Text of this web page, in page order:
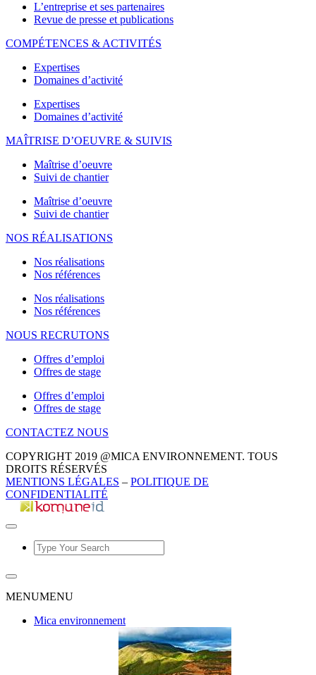
L’entreprise et ses partenaires
Revue de presse et publications
COMPÉTENCES & ACTIVITÉS
Expertises
Domaines d’activité
Expertises
Domaines d’activité
MAÎTRISE D’OEUVRE & SUIVIS
Maîtrise d’oeuvre
Suivi de chantier
Maîtrise d’oeuvre
Suivi de chantier
NOS RÉALISATIONS
Nos réalisations
Nos références
Nos réalisations
Nos références
NOUS RECRUTONS
Offres d’emploi
Offres de stage
Offres d’emploi
Offres de stage
CONTACTEZ NOUS
COPYRIGHT 2019 @MICA ENVIRONNEMENT. TOUS
DROITS RÉSERVÉS
MENTIONS LÉGALES – POLITIQUE DE
CONFIDENTIALITÉ
MENUMENU
Mica environnement